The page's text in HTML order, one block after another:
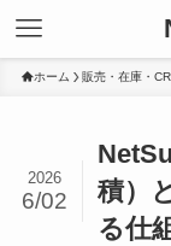
ホーム 販売・在庫・
積）
る仕
2026
6/02